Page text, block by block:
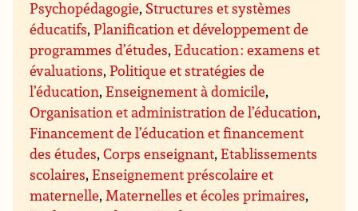
Psychopédagogie, Structures et systèmes
éducatifs,Planification et développement de
programmes d’études,Education : examens et
évaluations,Politique et stratégies de
l’éducation,Enseignement à domicile,
Organisation et administration de l’éducation,
Financement de l’éducation et financement
des études,Corps enseignant,Etablissements
scolaires,Enseignement préscolaire et
maternelle,Maternelles et écoles primaires,